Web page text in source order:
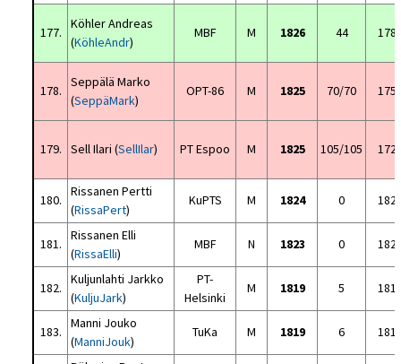
177.
Köhler Andreas
(KöhleAndr)
MBF M 1826 44
178.
Seppälä Marko
(SeppäMark)
OPT-86 M 1825 70/70
179. Sell Ilari (SellIlar) PT Espoo M 1825 105/105
180.
Rissanen Pertti
(RissaPert)
KuPTS M 1824 0
181.
Rissanen Elli
(RissaElli)
MBF N 1823 0
182.
Kuljunlahti Jarkko
(KuljuJark)
PT-
Helsinki
M 1819 5
183.
Manni Jouko
(ManniJouk)
TuKa M 1819 6